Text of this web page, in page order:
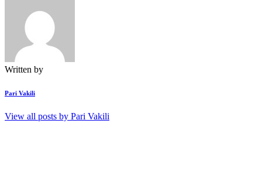
Written by
Pari Vakili
View all posts by Pari Vakili